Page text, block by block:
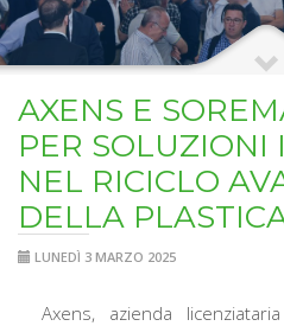
AXENS E
PER SOLUZIONI
NEL RICICLO
DELLA
LUNEDÌ 3 MARZO 2025
Axens, azienda